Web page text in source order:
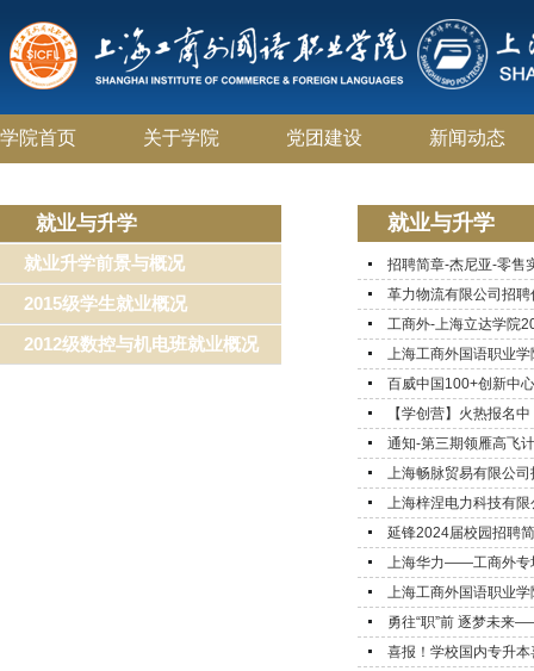
学院首页 关于学院 党团建设 新闻动态
就业与升学
就业升学前景与概况
2015级学生就业概况
2012级数控与机电班就业概况
就业与升学
招聘简章-杰尼亚-零售
革力物流有限公司招聘
工商外-上海立达学院
上海工商外国语职业
百威中国100+创新中
【学创营】火热报名
通知-第三期领雁高飞
上海畅脉贸易有限公
上海梓涅电力科技有限
延锋2024届校园招聘
上海华力——工商外专
上海工商外国语职业
勇往“职”前 逐梦未来
喜报！学校国内专升本